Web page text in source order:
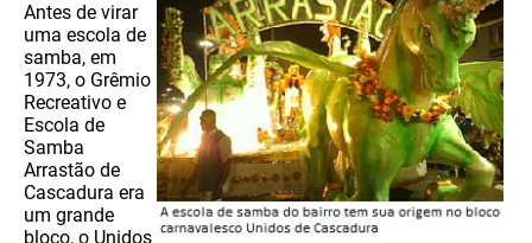
Antes de virar
uma escola de
samba, em
1973, o Grêmio
Recreativo e
Escola de
Samba
Arrastão de
Cascadura era
um grande
bloco, o Unidos